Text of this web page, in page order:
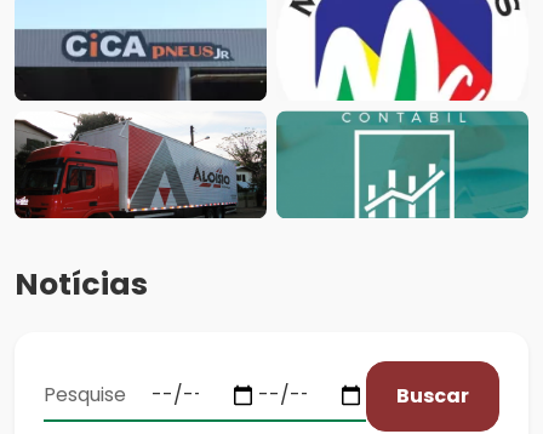
Notícias
Buscar